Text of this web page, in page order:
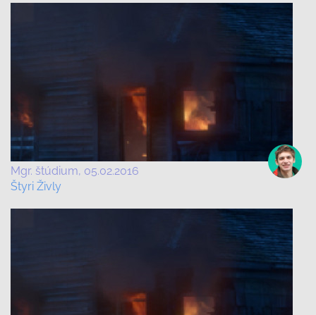
Mgr. štúdium 05.02.2016
Štyri Živly